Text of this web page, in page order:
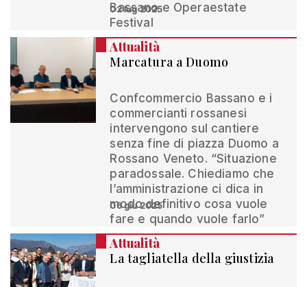
Bassano e Operaestate
Festival
02 lug 2025
Attualità
Marcatura a Duomo
Confcommercio Bassano e i
commercianti rossanesi
intervengono sul cantiere
senza fine di piazza Duomo a
Rossano Veneto. “Situazione
paradossale. Chiediamo che
l’amministrazione ci dica in
modo definitivo cosa vuole
fare e quando vuole farlo”
06 giu 2025
Attualità
La tagliatella della giustizia